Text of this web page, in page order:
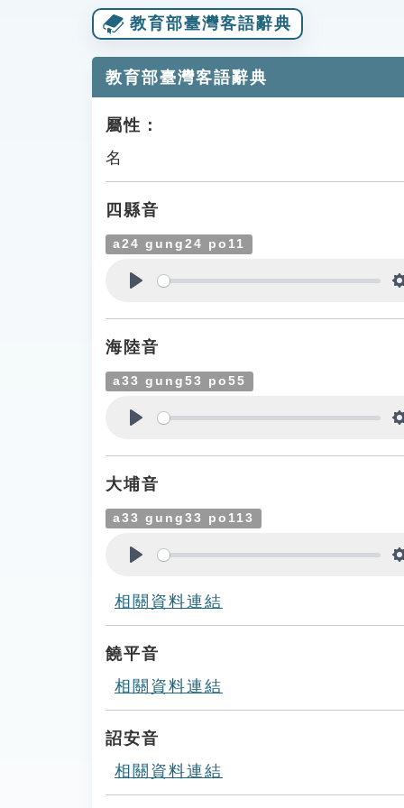
教育部臺灣客語辭典
教育部臺灣客語辭典
屬性：
名
四縣音
a24 gung24 po11
海陸音
a33 gung53 po55
大埔音
a33 gung33 po113
相關資料連結
饒平音
相關資料連結
詔安音
相關資料連結